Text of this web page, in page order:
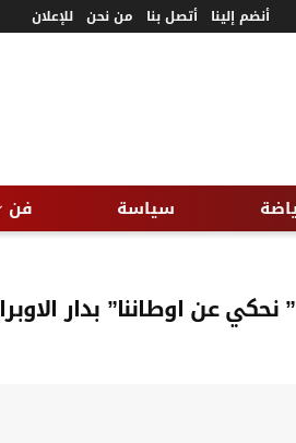
أنضم إلينا أتصل بنا من نحن للإعلان
سياسة فن
عن اوطاننا” بدار الاوبرا